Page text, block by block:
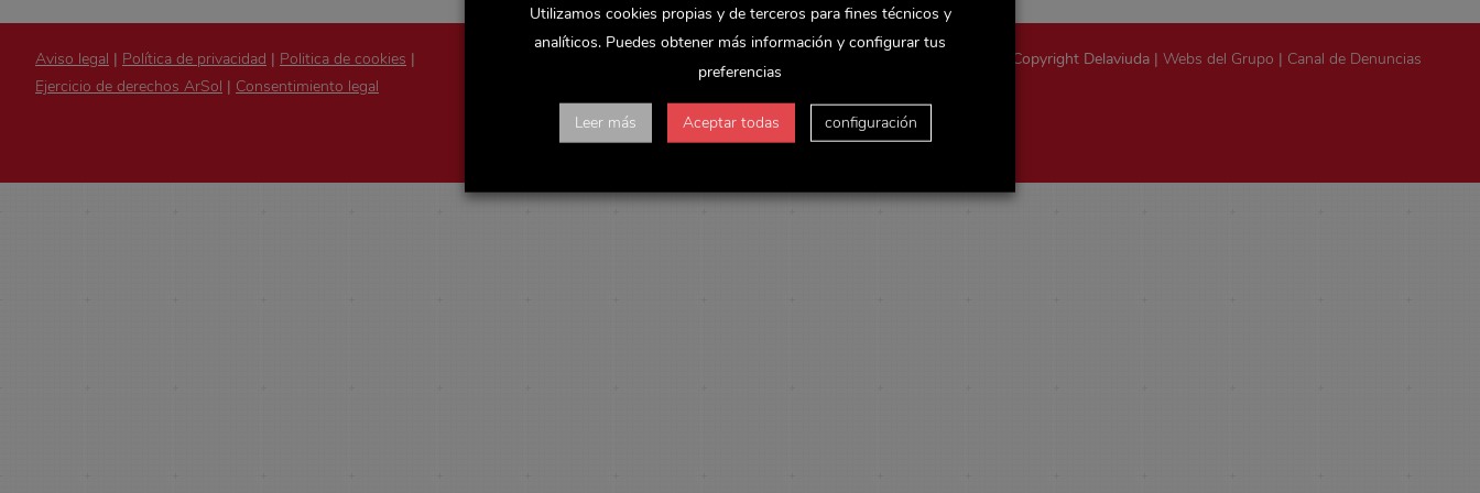
Aviso legal | Política de privacidad | Politica de cookies |
Ejercicio de derechos ArSol | Consentimiento legal
Copyright Delaviuda | Webs del Grupo | Canal de Denuncias
Utilizamos cookies propias y de terceros para fines técnicos y
analíticos. Puedes obtener más información y configurar tus
preferencias
Leer más Aceptar todas configuración